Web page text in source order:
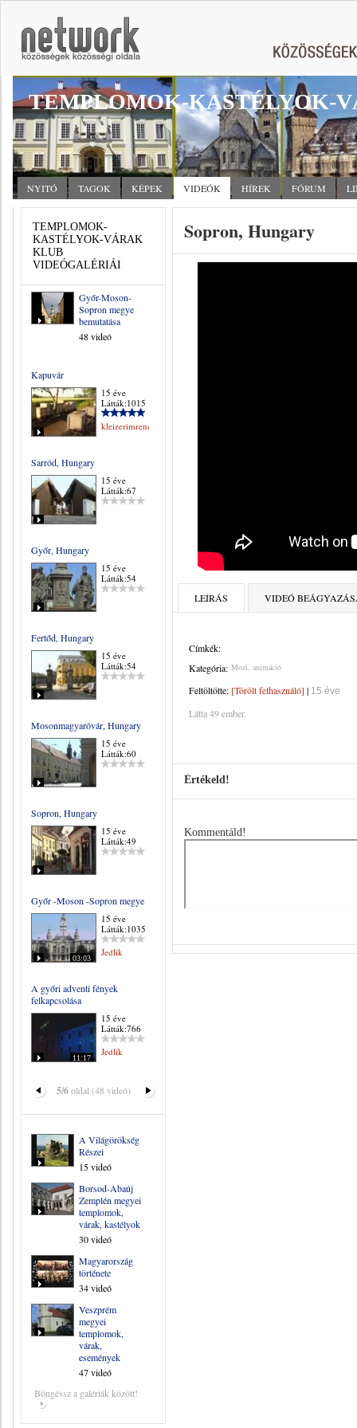
TEMPLOMOK-KASTÉLYOK-
NYITÓ TAGOK KÉPEK VIDEÓK HÍREK FÓRUM
TEMPLOMOK-
KASTÉLYOK-VÁRAK
KLUB
VIDEÓGALÉRIÁI
Győr-Moson-
Sopron megye
bemutatása
48 videó
Kapuvár
15 éve
Látták:1015
kleizerimrene
Sarród, Hungary
15 éve
Látták:67
Győr, Hungary
15 éve
Látták:54
Fertőd, Hungary
15 éve
Látták:54
Mosonmagyaróvár, Hungary
15 éve
Látták:60
Sopron, Hungary
15 éve
Látták:49
Győr -Moson -Sopron megye
03:03
15 éve
Látták:1035
Jedlik
A győri adventi fények
felkapcsolása
11:17
15 éve
Látták:766
Jedlik
5/6oldal (48 videó)
A Világörökség
Részei
15 videó
Borsod-Abaúj
Zemplén megyei
templomok,
várak, kastélyok
30 videó
Magyarország
története
34 videó
Veszprém
megyei
templomok,
várak,
események
47 videó
Böngéssz a galériák között!
Sopron, Hungary
LEÍRÁS VIDEÓ
Címkék:
Kategória: Mozi, animáció
Feltöltötte: [Törölt felhasználó] | 15 éve
Látta 49 ember.
Értékeld!
Kommentáld!